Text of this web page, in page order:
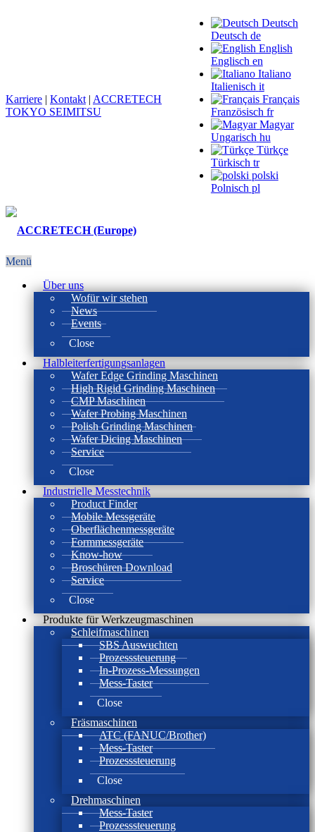
Deutsch
Deutsch de
English
Englisch en
Italiano
Italienisch it
Français
Französisch fr
Magyar
Ungarisch hu
Türkçe
Türkisch tr
polski
Polnisch pl
Karriere | Kontakt | ACCRETECH
TOKYO SEIMITSU
Menü
Über uns
Wofür wir stehen
News
Events
Close
Halbleiterfertigungsanlagen
Wafer Edge Grinding Maschinen
High Rigid Grinding Maschinen
CMP Maschinen
Wafer Probing Maschinen
Polish Grinding Maschinen
Wafer Dicing Maschinen
Service
Close
Industrielle Messtechnik
Product Finder
Mobile Messgeräte
Oberflächenmessgeräte
Formmessgeräte
Know-how
Broschüren Download
Service
Close
Produkte für Werkzeugmaschinen
Schleifmaschinen
SBS Auswuchten
Prozesssteuerung
In-Prozess-Messungen
Mess-Taster
Close
Fräsmaschinen
ATC (FANUC/Brother)
Mess-Taster
Prozesssteuerung
Close
Drehmaschinen
Mess-Taster
Prozesssteuerung